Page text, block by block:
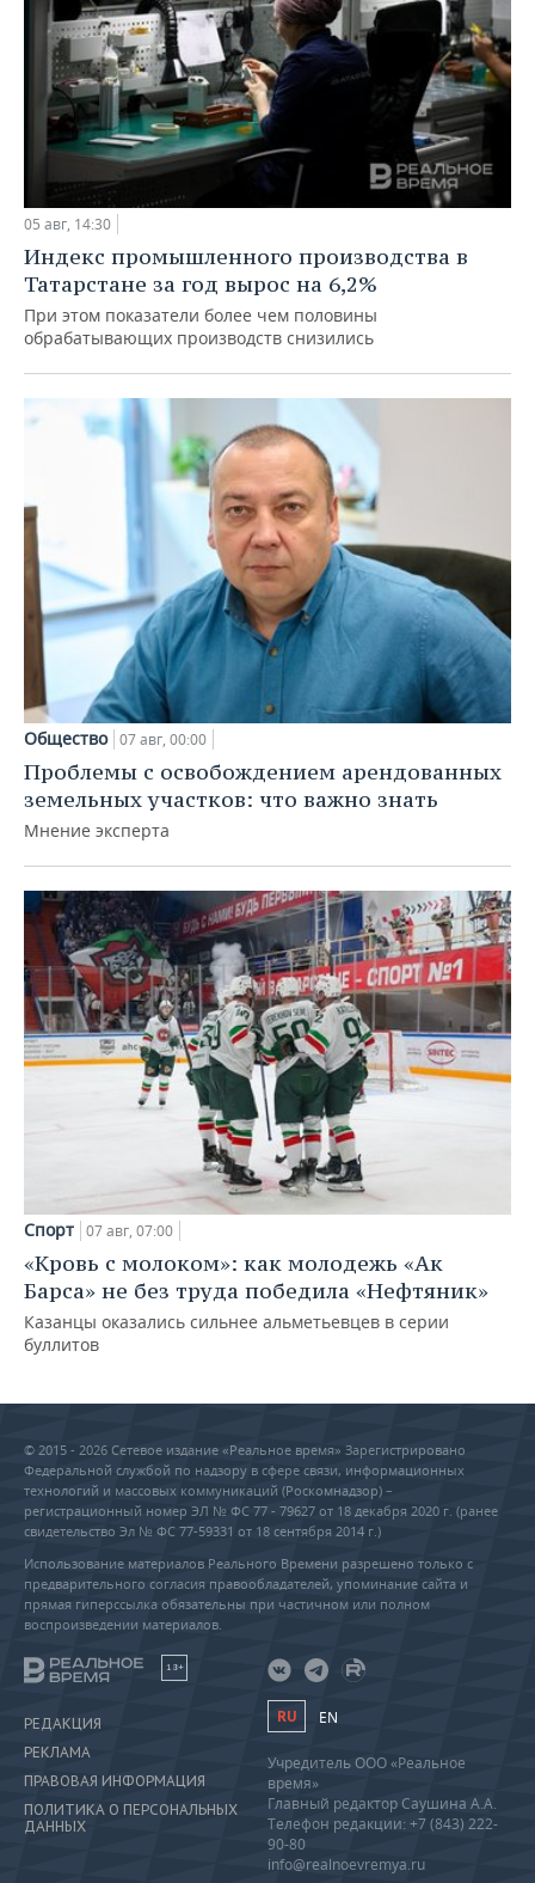
05 авг, 14:30
Индекс промышленного производства в
Татарстане за год вырос на 6,2%
При этом показатели более чем половины
обрабатывающих производств снизились
Общество 07 авг, 00:00
Проблемы с освобождением арендованных
земельных участков: что важно знать
Мнение эксперта
Спорт 07 авг, 07:00
«Кровь с молоком»: как молодежь «Ак
Барса» не без труда победила «Нефтяник»
Казанцы оказались сильнее альметьевцев в серии
буллитов
© 2015 - 2026 Сетевое издание «Реальное время» Зарегистрировано
Федеральной службой по надзору в сфере связи, информационных
технологий и массовых коммуникаций (Роскомнадзор) –
регистрационный номер ЭЛ № ФС 77 - 79627 от 18 декабря 2020 г. (ранее
свидетельство Эл № ФС 77-59331 от 18 сентября 2014 г.)
Использование материалов Реального Времени разрешено только с
предварительного согласия правообладателей, упоминание сайта и
прямая гиперссылка обязательны при частичном или полном
воспроизведении материалов.
18+
РЕДАКЦИЯ
РЕКЛАМА
ПРАВОВАЯ ИНФОРМАЦИЯ
ПОЛИТИКА О ПЕРСОНАЛЬНЫХ
ДАННЫХ
RU EN
Учредитель ООО «Реальное
время»
Главный редактор Саушина А.А.
Телефон редакции: +7 (843) 222-
90-80
info@realnoevremya.ru